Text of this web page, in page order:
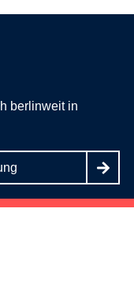
berlinweit in